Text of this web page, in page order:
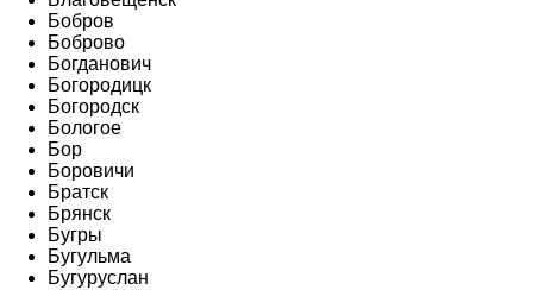
Бобров
Боброво
Богданович
Богородицк
Богородск
Бологое
Бор
Боровичи
Братск
Брянск
Бугры
Бугульма
Бугуруслан